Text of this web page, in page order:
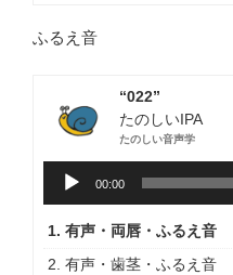
ふるえ音
“022”
たのしいIPA
たのしい音声学
レ
ー
00:00
1. 有声・両唇・ふるえ音
2. 有声・歯茎・ふるえ音